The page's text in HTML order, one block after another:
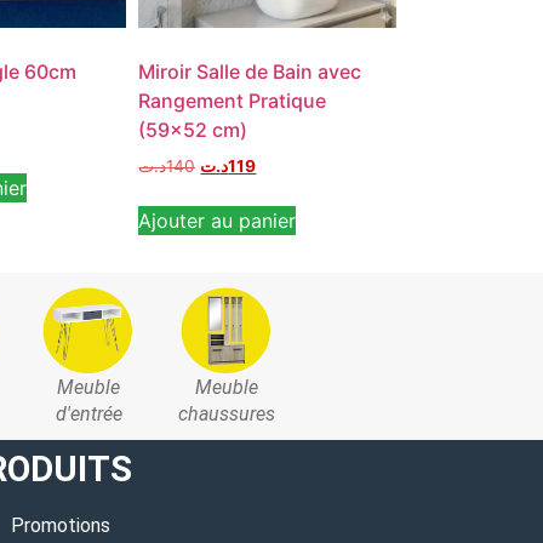
60cm
Miroir Salle de Bain avec
Rangement Pratique
(59×52 cm)
140د.ت 119د.ت
Ajouter au panier
Meuble
d'entrée
Meuble
chaussures
Promotions